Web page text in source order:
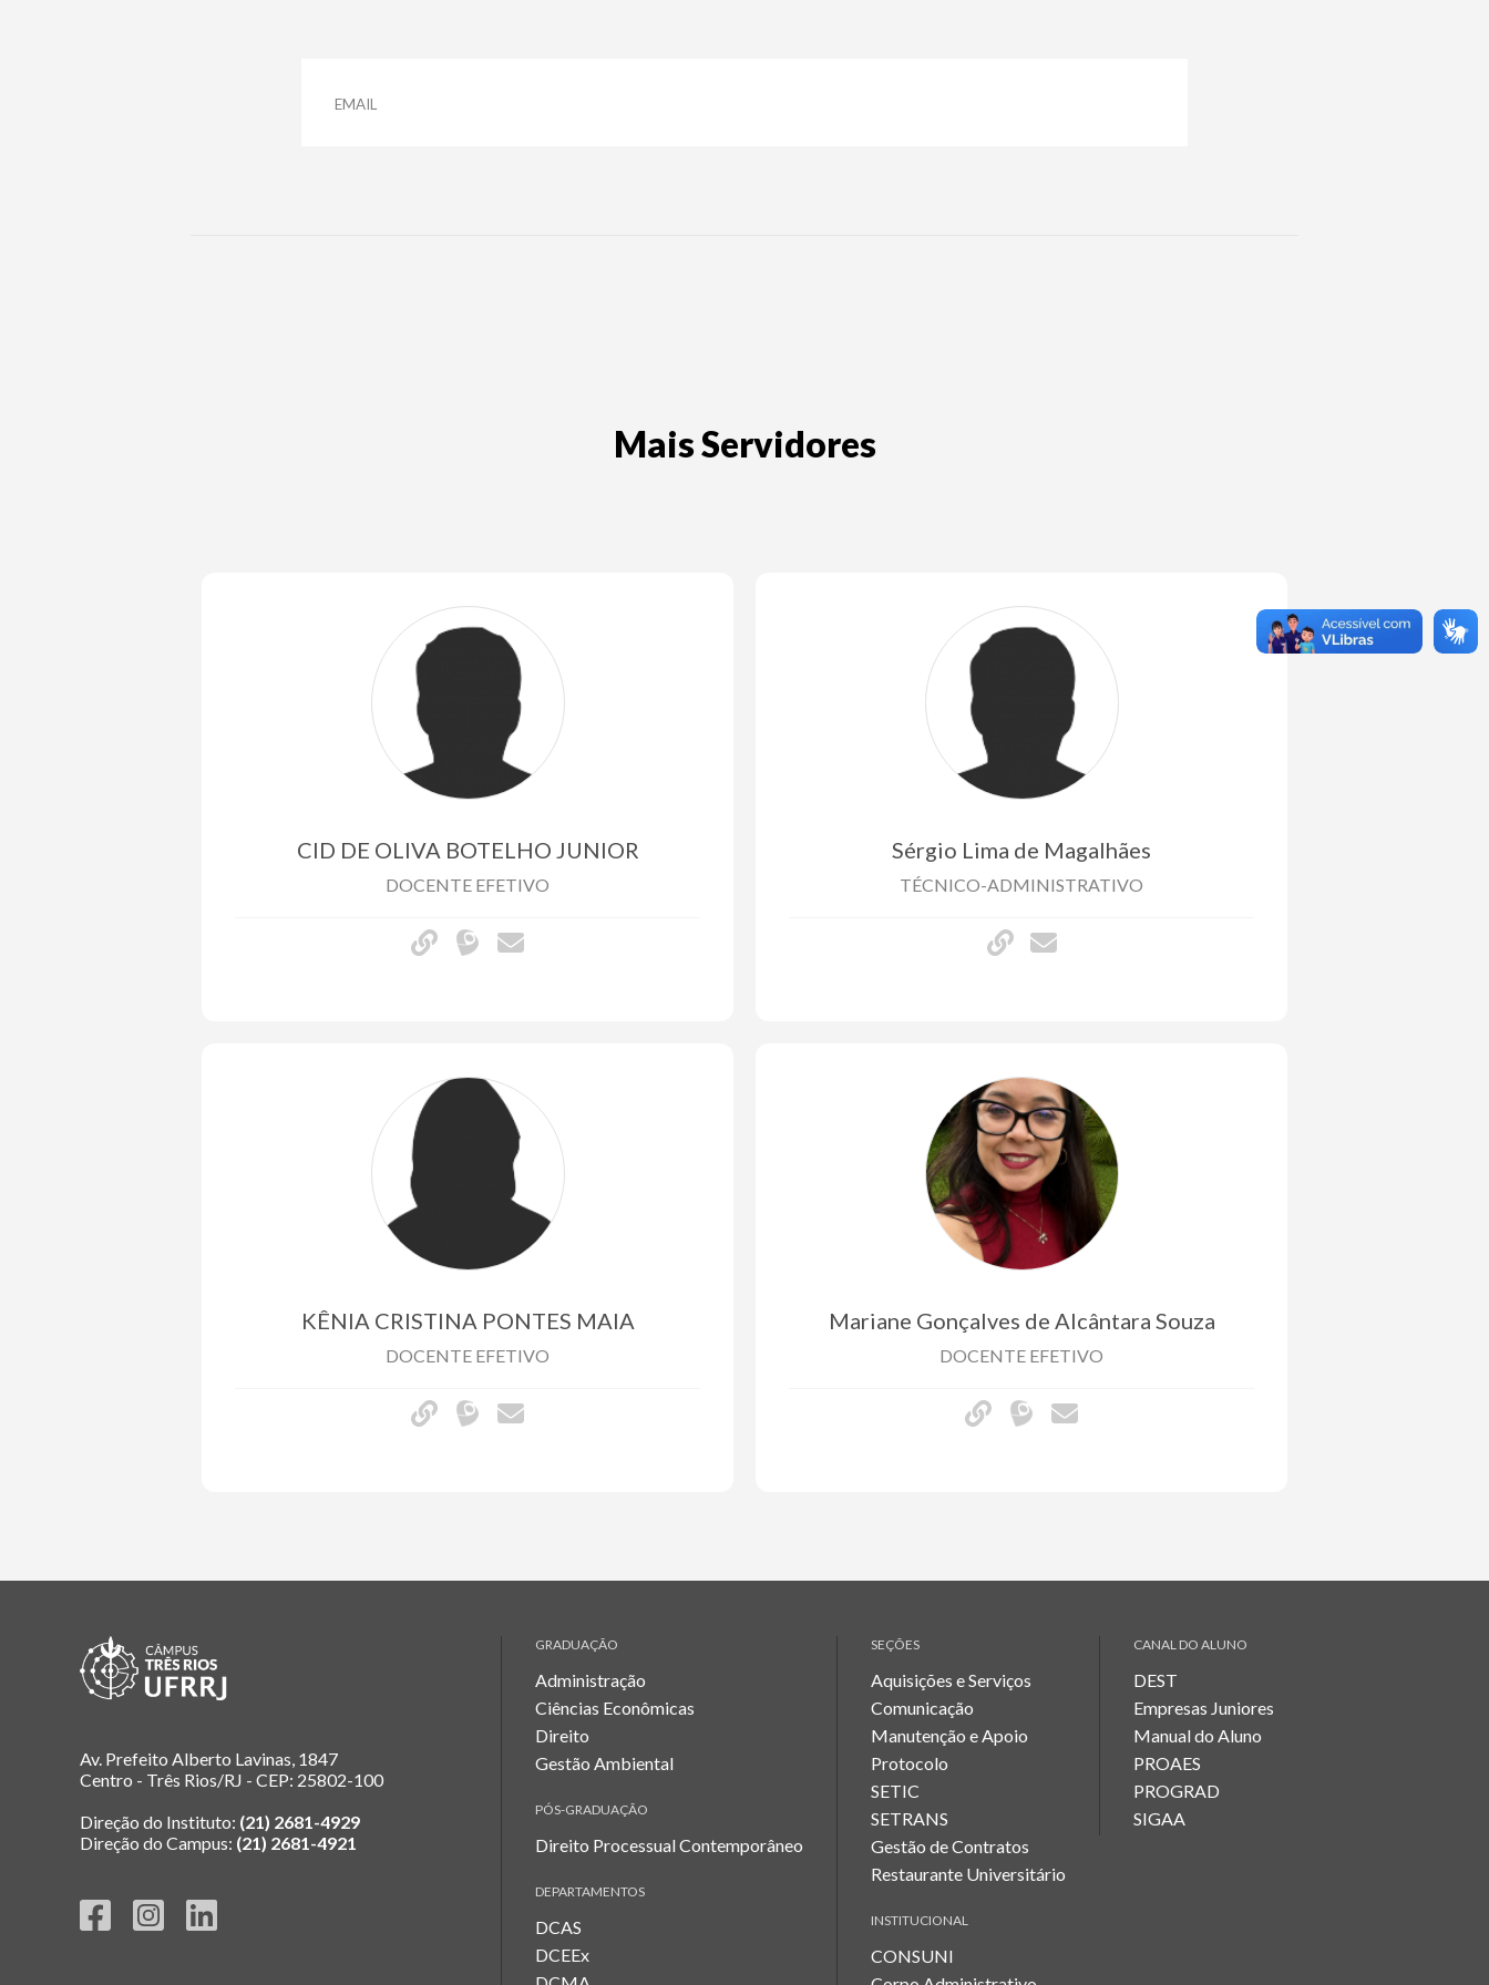
EMAIL
Mais Servidores
CID DE OLIVA BOTELHO JUNIOR
DOCENTE EFETIVO
Sérgio Lima de Magalhães
TÉCNICO-ADMINISTRATIVO
KÊNIA CRISTINA PONTES MAIA
DOCENTE EFETIVO
Mariane Gonçalves de Alcântara Souza
DOCENTE EFETIVO
Av. Prefeito Alberto Lavinas, 1847
Centro - Três Rios/RJ - CEP: 25802-100
Direção do Instituto: (21) 2681-4929
Direção do Campus: (21) 2681-4921
GRADUAÇÃO
Administração
Ciências Econômicas
Direito
Gestão Ambiental
PÓS-GRADUAÇÃO
Direito Processual Contemporâneo
DEPARTAMENTOS
DCAS
DCEEx
SEÇÕES
Aquisições e Serviços
Comunicação
Manutenção e Apoio
Protocolo
SETIC
SETRANS
Gestão de Contratos
Restaurante Universitário
INSTITUCIONAL
CONSUNI
CANAL DO ALUNO
DEST
Empresas Juniores
Manual do Aluno
PROAES
PROGRAD
SIGAA